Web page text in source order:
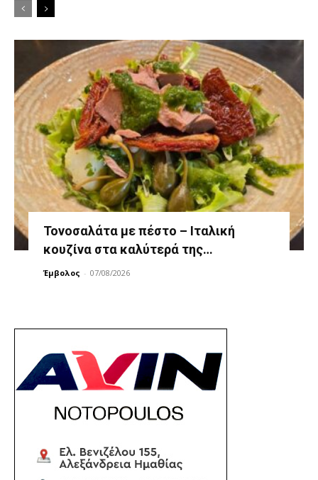
Τονοσαλάτα με πέστο – Ιταλική
κουζίνα στα καλύτερά της…
Έμβολος - 07/08/2026